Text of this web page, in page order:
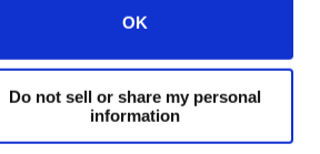
OK
Do not sell or share my personal
information